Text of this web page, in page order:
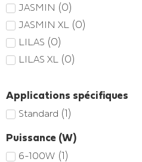
JASMIN (0)
JASMIN XL (0)
LILAS (0)
LILAS XL (0)
Applications spécifiques
Standard (1)
Puissance (W)
6-100W (1)